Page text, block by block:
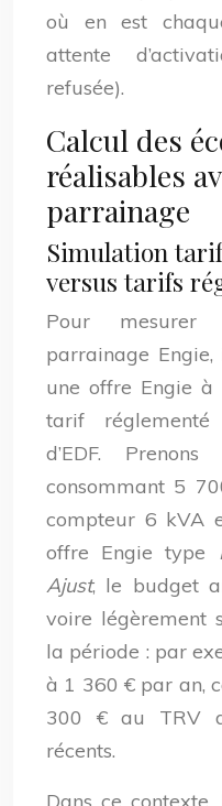
où en est
attente
refusée).
Calcul des
réalisables
parrainage
Simulation
versus tarifs
Pour mesurer
parrainage
une offre Engie
tarif réglementé
d’EDF.
consommant 5
compteur 6 kVA
offre Engie type
Ajust, le budget
voire légèrement
la période : par
à 1 360 € par an,
300 € au TRV
récents.